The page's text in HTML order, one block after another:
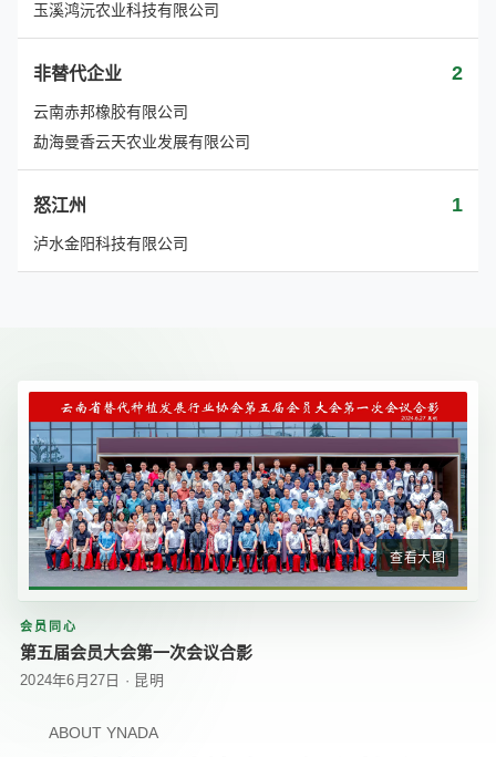
玉溪鸿沅农业科技有限公司
非替代企业 2
云南赤邦橡胶有限公司
勐海曼香云天农业发展有限公司
怒江州 1
泸水金阳科技有限公司
查看大图
会员同心
第五届会员大会第一次会议合影
2024年6月27日 · 昆明
ABOUT YNADA